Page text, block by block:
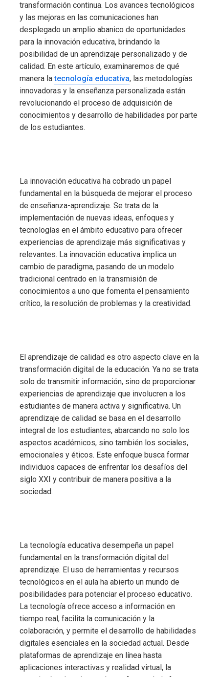
transformación continua. Los avances tecnológicos
y las mejoras en las comunicaciones han
desplegado un amplio abanico de oportunidades
para la innovación educativa, brindando la
posibilidad de un aprendizaje personalizado y de
calidad. En este artículo, examinaremos de qué
manera latecnología educativa, las metodologías
innovadoras y la enseñanza personalizada están
revolucionando el proceso de adquisición de
conocimientos y desarrollo de habilidades por parte
de los estudiantes.
La innovación educativa ha cobrado un papel
fundamental en la búsqueda de mejorar el proceso
de enseñanza-aprendizaje. Se trata de la
implementación de nuevas ideas, enfoques y
tecnologías en el ámbito educativo para ofrecer
experiencias de aprendizaje más significativas y
relevantes. La innovación educativa implica un
cambio de paradigma, pasando de un modelo
tradicional centrado en la transmisión de
conocimientos a uno que fomenta el pensamiento
crítico, la resolución de problemas y la creatividad.
El aprendizaje de calidad es otro aspecto clave en la
transformación digital de la educación. Ya no se trata
solo de transmitir información, sino de proporcionar
experiencias de aprendizaje que involucren a los
estudiantes de manera activa y significativa. Un
aprendizaje de calidad se basa en el desarrollo
integral de los estudiantes, abarcando no solo los
aspectos académicos, sino también los sociales,
emocionales y éticos. Este enfoque busca formar
individuos capaces de enfrentar los desafíos del
siglo XXI y contribuir de manera positiva a la
sociedad.
La tecnología educativa desempeña un papel
fundamental en la transformación digital del
aprendizaje. El uso de herramientas y recursos
tecnológicos en el aula ha abierto un mundo de
posibilidades para potenciar el proceso educativo.
La tecnología ofrece acceso a información en
tiempo real, facilita la comunicación y la
colaboración, y permite el desarrollo de habilidades
digitales esenciales en la sociedad actual. Desde
plataformas de aprendizaje en línea hasta
aplicaciones interactivas y realidad virtual, la